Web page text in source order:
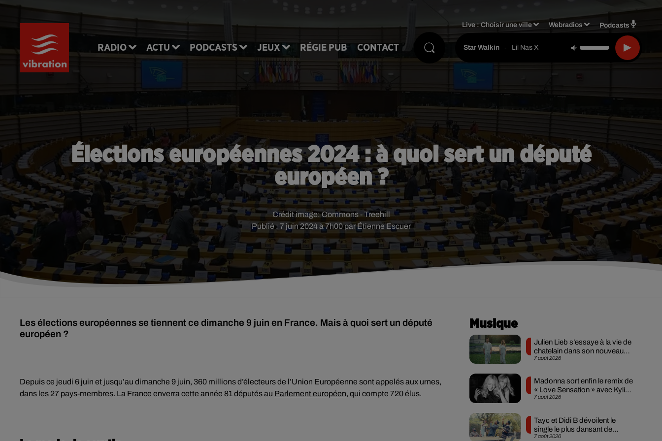
RADIO ACTU PODCASTS JEUX RÉGIE PUB CONTACT
Live :Choisir une ville Webradios Podcasts
Star Walkin - Lil Nas X
Élections européennes 2024 : à quoi sert un député
européen ?
Publié : 7 juin 2024 à 7h00 par Étienne Escuer
Crédit image:Commons - Treehill
Les élections européennes se tiennent ce dimanche 9 juin en France. Mais à quoi sert un député
européen ?
Depuis ce jeudi 6 juin et jusqu’au dimanche 9 juin, 360 millions d’électeurs de l’Union Européenne sont appelés aux urnes,
dans les 27 pays-membres. La France enverra cette année 81 députés au Parlement européen, qui compte 720 élus.
Musique
7 août 2026
Julien Lieb s’essaye à la vie de
chatelain dans son nouveau
clip
7 août 2026
Madonna sort enfin le remix de
« Love Sensation » avec Kylie
Minogue
7 août 2026
Tayc et Didi B dévoilent le
single le plus dansant de
l’année